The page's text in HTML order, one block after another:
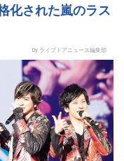
化された嵐のラス
by ライブドアニュース編集部